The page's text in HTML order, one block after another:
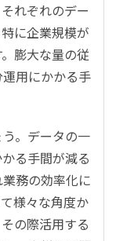
れぞれのデー
に企業規模が
膨大な量の従
用にかかる手
。データの一
る手間が減る
務の効率化に
様々な角度か
の際活用する